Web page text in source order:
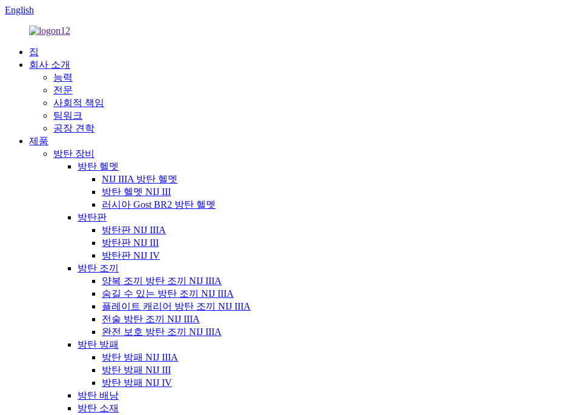
English
집
회사 소개
능력
전문
사회적 책임
팀워크
공장 견학
제품
방탄 장비
방탄 헬멧
NIJ IIIA 방탄 헬멧
방탄 헬멧 NIJ III
러시아 Gost BR2 방탄 헬멧
방탄판
방탄판 NIJ IIIA
방탄판 NIJ III
방탄판 NIJ IV
방탄 조끼
양복 조끼 방탄 조끼 NIJ IIIA
숨길 수 있는 방탄 조끼 NIJ IIIA
플레이트 캐리어 방탄 조끼 NIJ IIIA
전술 방탄 조끼 NIJ IIIA
완전 보호 방탄 조끼 NIJ IIIA
방탄 방패
방탄 방패 NIJ IIIA
방탄 방패 NIJ III
방탄 방패 NIJ IV
방탄 배낭
방탄 소재